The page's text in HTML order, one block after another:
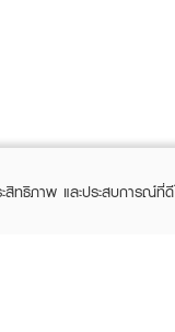
สิทธิภาพ และประสบการณ์